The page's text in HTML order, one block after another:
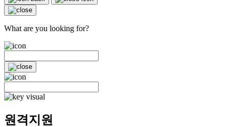
What are you looking for?
원격지원